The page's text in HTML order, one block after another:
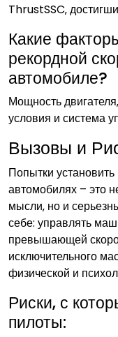
ThrustSSC‚
Какие
рекордной
автомобиле?
Мощность
условия и система
Вызовы и
Попытки
автомобилях – это
мысли‚ но и
себе: управлять
превышающей
исключительного
физической и
Риски‚ с
пилоты: